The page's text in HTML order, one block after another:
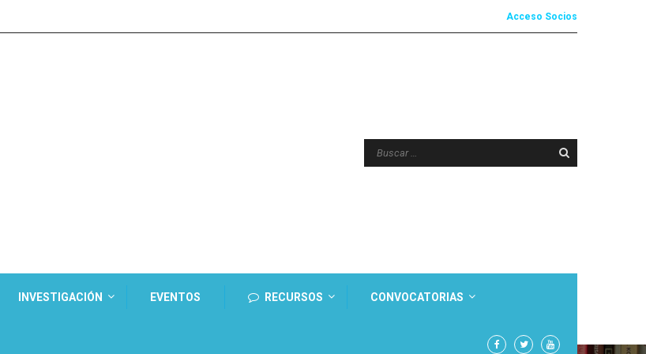
Acceso Socios
INVESTIGACIÓN EVENTOS RECURSOS CONVOCATORIAS